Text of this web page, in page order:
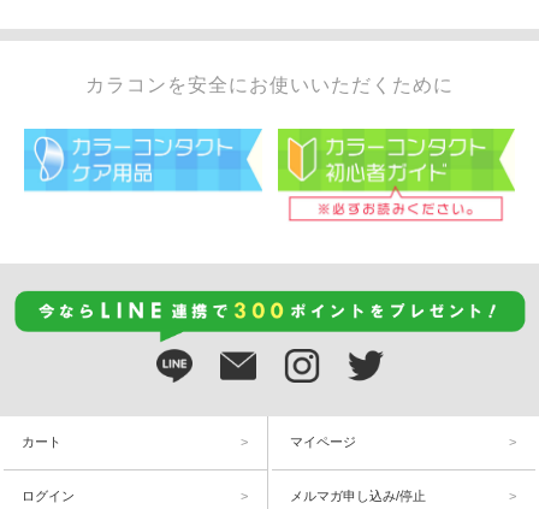
カラコンを安全にお使いいただくために
カート マイページ
ログイン メルマガ申し込み/停止